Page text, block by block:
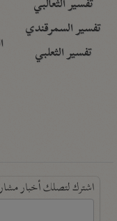
تفسير الثعالبي
تفسير السمرقندي
تفسير الثعلبي
اشترك لتصلك أخبار